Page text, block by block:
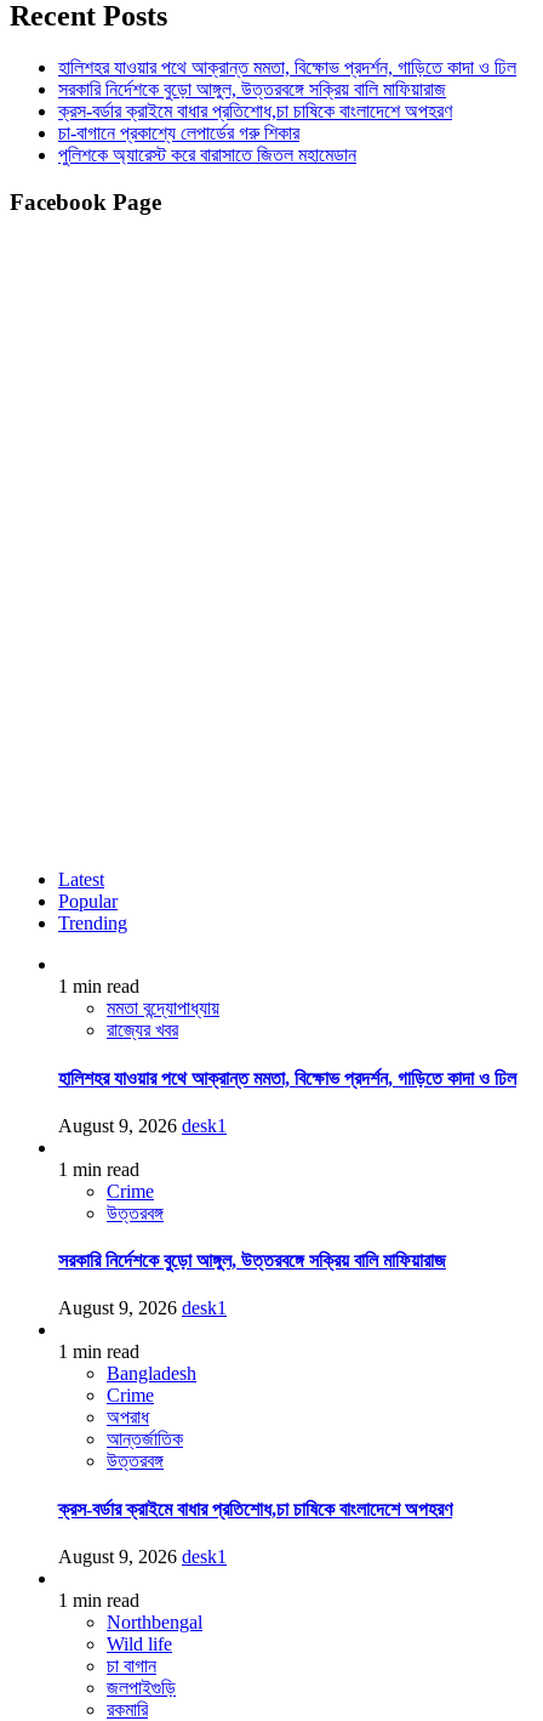
Recent Posts
হালিশহর যাওয়ার পথে আক্রান্ত মমতা, বিক্ষোভ প্রদর্শন, গাড়িতে কাদা ও ঢিল
সরকারি নির্দেশকে বুড়ো আঙ্গুল, উত্তরবঙ্গে সক্রিয় বালি মাফিয়ারাজ
ক্রস-বর্ডার ক্রাইমে বাধার প্রতিশোধ,চা চাষিকে বাংলাদেশে অপহরণ
চা-বাগানে প্রকাশ্যে লেপার্ডের গরু শিকার
পুলিশকে অ্যারেস্ট করে বারাসাতে জিতল মহামেডান
Facebook Page
Latest
Popular
Trending
1 min read
মমতা বন্দ্যোপাধ্যায়
রাজ্যের খবর
হালিশহর যাওয়ার পথে আক্রান্ত মমতা, বিক্ষোভ প্রদর্শন, গাড়িতে কাদা ও ঢিল
August 9, 2026 desk1
1 min read
Crime
উত্তরবঙ্গ
সরকারি নির্দেশকে বুড়ো আঙ্গুল, উত্তরবঙ্গে সক্রিয় বালি মাফিয়ারাজ
August 9, 2026 desk1
1 min read
Bangladesh
Crime
অপরাধ
আন্তর্জাতিক
উত্তরবঙ্গ
ক্রস-বর্ডার ক্রাইমে বাধার প্রতিশোধ,চা চাষিকে বাংলাদেশে অপহরণ
August 9, 2026 desk1
1 min read
Northbengal
Wild life
চা বাগান
জলপাইগুড়ি
রকমারি